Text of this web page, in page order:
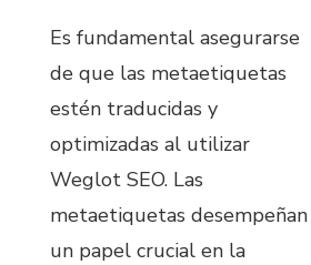
Es fundamental asegurarse
de que las metaetiquetas
estén traducidas y
optimizadas al utilizar
Weglot SEO. Las
metaetiquetas desempeñan
un papel crucial en la